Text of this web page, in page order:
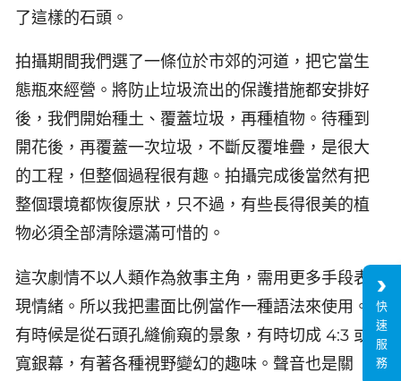
了這樣的石頭。
拍攝期間我們選了一條位於市郊的河道，把它當生
態瓶來經營。將防止垃圾流出的保護措施都安排好
後，我們開始種土、覆蓋垃圾，再種植物。待種到
開花後，再覆蓋一次垃圾，不斷反覆堆疊，是很大
的工程，但整個過程很有趣。拍攝完成後當然有把
整個環境都恢復原狀，只不過，有些長得很美的植
物必須全部清除還滿可惜的。
這次劇情不以人類作為敘事主角，需用更多手段表
現情緒。所以我把畫面比例當作一種語法來使用。
有時候是從石頭孔縫偷窺的景象，有時切成 4:3 或
寬銀幕，有著各種視野變幻的趣味。聲音也是關
快
速
服
務